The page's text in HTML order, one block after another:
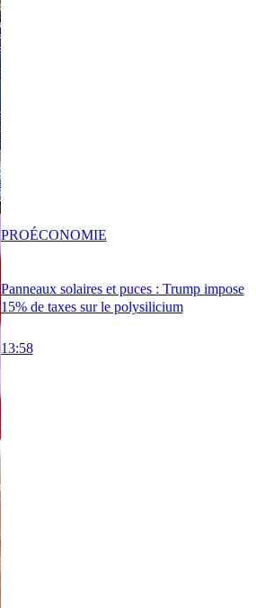
Panneaux solaires et puces : Trump impose
15% de taxes sur le polysilicium
13:58
PROÉCONOMIE